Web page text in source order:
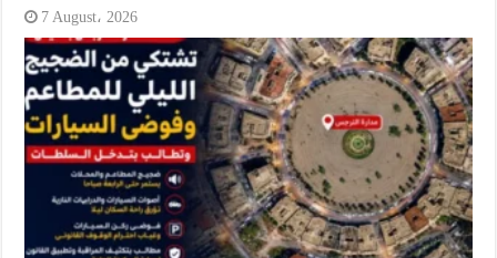
7 August، 2026